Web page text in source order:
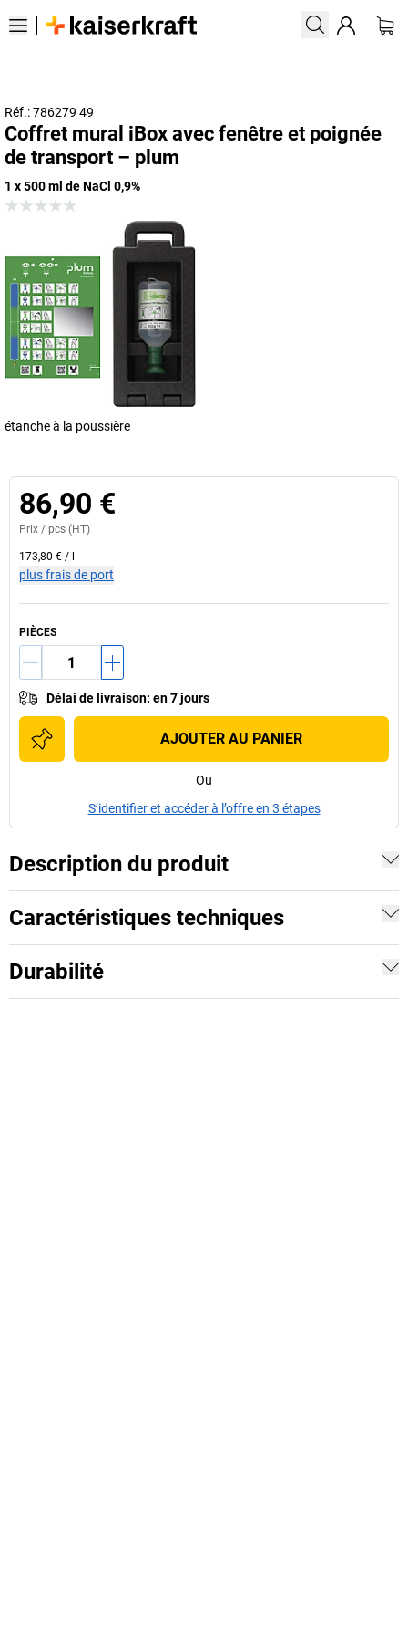
Réf.: 786279 49
Coffret mural iBox avec fenêtre et poignée
de transport – plum
1 x 500 ml de NaCl 0,9%
étanche à la poussière
86,90 €
Prix / pcs (HT)
173,80 € /
plus frais de port
PIÈCES
Délai de livraison: en 7 jours
AJOUTER AU PANIER
Ou
S’identifier et accéder à l’offre en 3 étapes
Description du produit
Caractéristiques techniques
Durabilité